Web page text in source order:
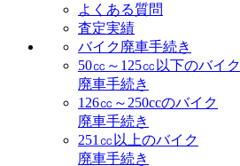
よくある質問
査定実績
バイク廃車手続き
50㏄～125㏄以下のバイク
廃車手続き
126㏄～250ccのバイク
廃車手続き
251㏄以上のバイク
廃車手続き